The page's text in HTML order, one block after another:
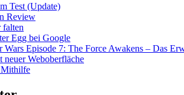
Test (Update)
Review
falten
Egg bei Google
Wars Episode 7: The Force Awakens – Das
Weboberfläche
Mithilfe